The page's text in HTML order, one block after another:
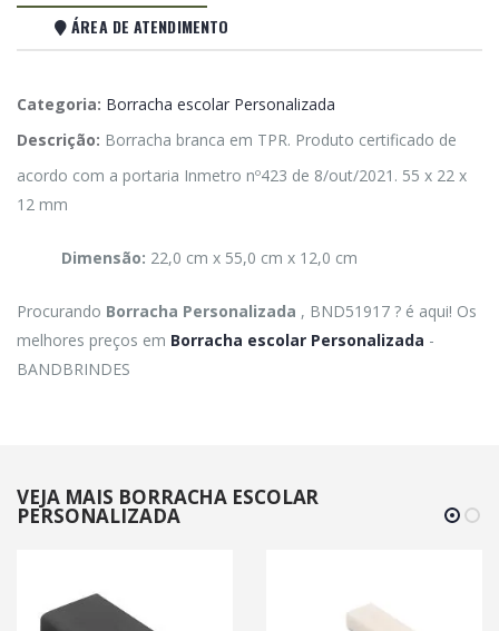
ÁREA DE ATENDIMENTO
Categoria: Borracha escolar Personalizada
Descrição: Borracha branca em TPR. Produto certificado de
acordo com a portaria Inmetro nº423 de 8/out/2021. 55 x 22 x
12 mm
Dimensão: 22,0 cm x 55,0 cm x 12,0 cm
Procurando Borracha Personalizada , BND51917 ? é aqui! Os
melhores preços em Borracha escolar Personalizada -
BANDBRINDES
VEJA MAIS BORRACHA ESCOLAR
PERSONALIZADA